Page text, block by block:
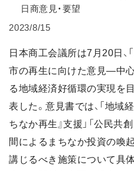
日商意見・要望
2023/8/15
日本商工会議所は7月20日、
市の再生に向けた意見―中
る地域経済好循環の実現を
表した。意見書では、「地域
ちなか再生』支援」「公民共
間によるまちなか投資の喚
講じるべき施策について具